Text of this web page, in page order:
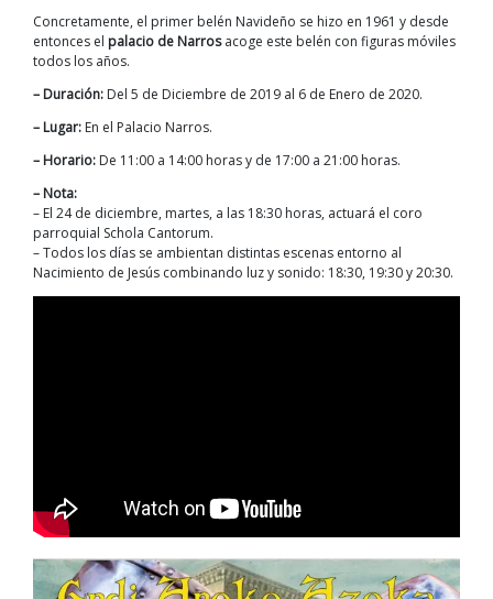
Concretamente, el primer belén Navideño se hizo en 1961 y desde
entonces el palacio de Narrosacoge este belén con figuras móviles
todos los años.
– Duración: Del 5 de Diciembre de 2019 al 6 de Enero de 2020.
– Lugar: En el Palacio Narros.
– Horario: De 11:00 a 14:00 horas y de 17:00 a 21:00 horas.
– Nota:
– El 24 de diciembre, martes, a las 18:30 horas, actuará el coro
parroquial Schola Cantorum.
– Todos los días se ambientan distintas escenas entorno al
Nacimiento de Jesús combinando luz y sonido: 18:30, 19:30 y 20:30.